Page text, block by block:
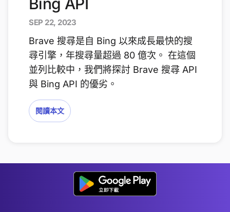
SEP 22, 2023
Brave 搜尋是自 Bing 以來成長最快的搜
尋引擎，年搜尋量超過 80 億次。 在這個
並列比較中，我們將探討 Brave 搜尋 API
與 Bing API 的優劣。
閱讀本文